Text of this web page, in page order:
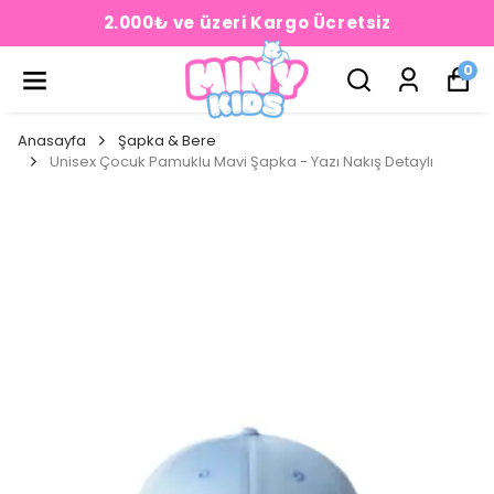
2.000₺ ve üzeri Kargo Ücretsiz
0
Anasayfa
Şapka & Bere
Unisex Çocuk Pamuklu Mavi Şapka - Yazı Nakış Detaylı